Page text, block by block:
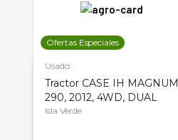
Ofertas Especiales
Usado
Tractor CASE IH MAGNUM
290, 2012, 4WD, DUAL
Isla Verde